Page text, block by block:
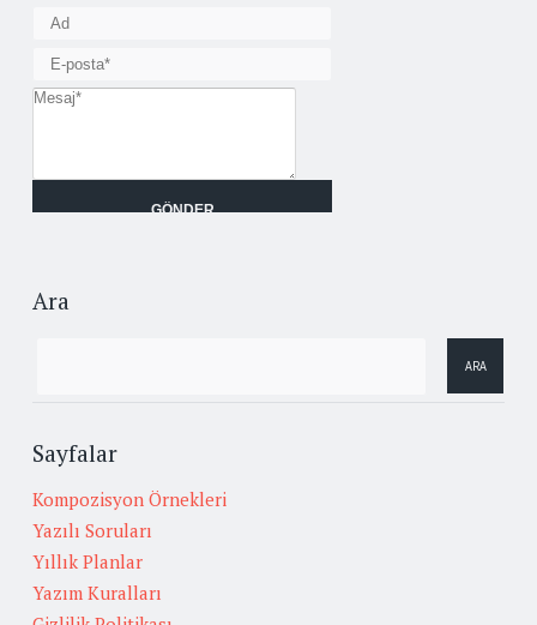
Ara
Sayfalar
Kompozisyon Örnekleri
Yazılı Soruları
Yıllık Planlar
Yazım Kuralları